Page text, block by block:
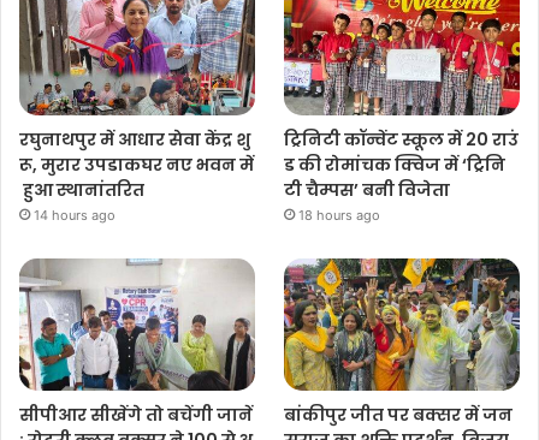
रघुनाथपुर में आधार सेवा केंद्र शु
रू, मुरार उपडाकघर नए भवन में
हुआ स्थानांतरित
14 hours ago
ट्रिनिटी कॉन्वेंट स्कूल में 20 राउं
ड की रोमांचक क्विज में ‘ट्रिनि
टी चैम्पस’ बनी विजेता
18 hours ago
सीपीआर सीखेंगे तो बचेंगी जानें
बांकीपुर जीत पर बक्सर में जन